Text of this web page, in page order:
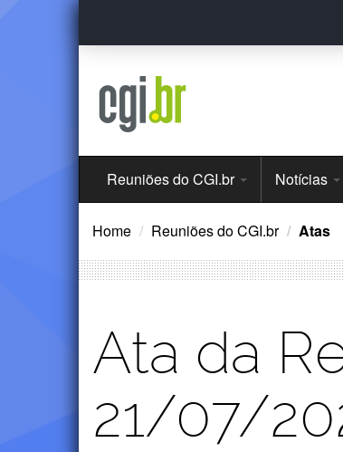
Ir
o
Menu
Principal
Reuniões do CGI.br Notícias
Home Reuniões do CGI.br Atas
Ata da
21/07/